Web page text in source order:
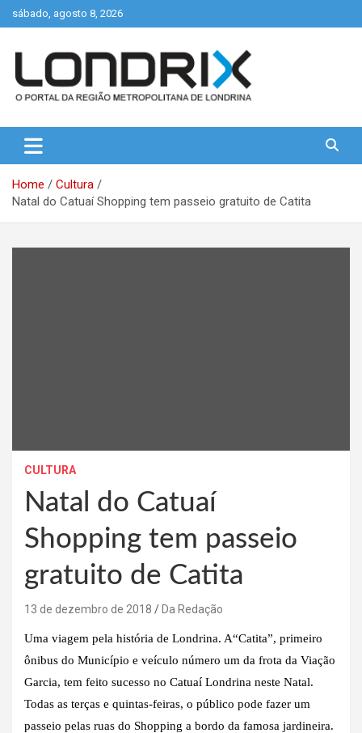
Skip
to
sábado, agosto 8, 2026
Londrix
Home
Cultura
Natal do Catuaí Shopping tem passeio gratuito de Catita
CULTURA
Natal do Catuaí
Shopping tem passeio
gratuito de Catita
13 de dezembro de 2018 Da Redação
Uma viagem pela história de Londrina. A“Catita”, primeiro
ônibus do Município e veículo número um da frota da Viação
Garcia, tem feito sucesso no Catuaí Londrina neste Natal.
Todas as terças e quintas-feiras, o público pode fazer um
passeio pelas ruas do Shopping a bordo da famosa jardineira.